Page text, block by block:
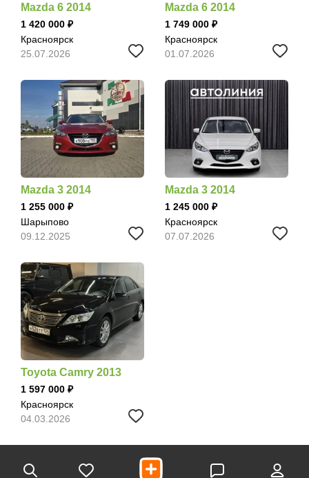
Mazda 6 2014
1 420 000
Красноярск
25.07.2026
Mazda 6 2014
1 749 000
Красноярск
01.07.2026
Mazda 3 2014
1 255 000
Шарыпово
09.12.2025
Mazda 3 2014
1 245 000
Красноярск
07.07.2026
Toyota Camry 2013
1 597 000
Красноярск
04.03.2026